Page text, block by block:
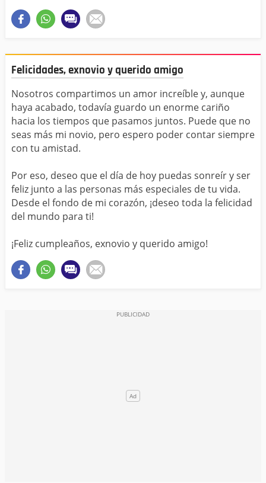
Felicidades, exnovio y querido amigo
Nosotros compartimos un amor increíble y, aunque
haya acabado, todavía guardo un enorme cariño
hacia los tiempos que pasamos juntos. Puede que no
seas más mi novio, pero espero poder contar siempre
con tu amistad.
Por eso, deseo que el día de hoy puedas sonreír y ser
feliz junto a las personas más especiales de tu vida.
Desde el fondo de mi corazón, ¡deseo toda la felicidad
del mundo para ti!
¡Feliz cumpleaños, exnovio y querido amigo!